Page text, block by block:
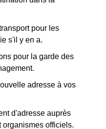
pour les
s'il y en a.
pour la garde des
adresse à vos
d'adresse auprès
organismes officiels.